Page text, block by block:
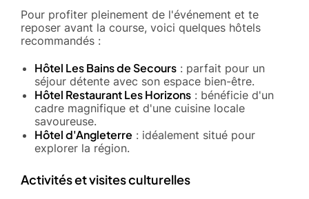
Pour profiter pleinement de l'événement et te
reposer avant la course, voici quelques hôtels
recommandés :
Hôtel Les Bains de Secours : parfait pour un
séjour détente avec son espace bien-être.
Hôtel Restaurant Les Horizons : bénéficie d'un
cadre magnifique et d'une cuisine locale
savoureuse.
Hôtel d'Angleterre : idéalement situé pour
explorer la région.
Activités et visites culturelles